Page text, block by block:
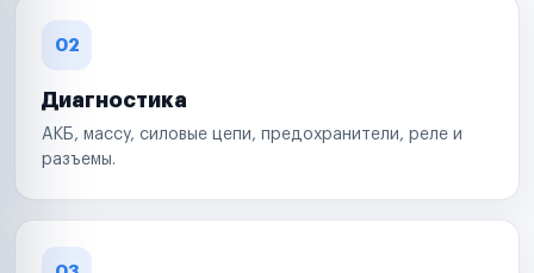
02
Диагностика
АКБ, массу, силовые цепи, предохранители, реле и
разъемы.